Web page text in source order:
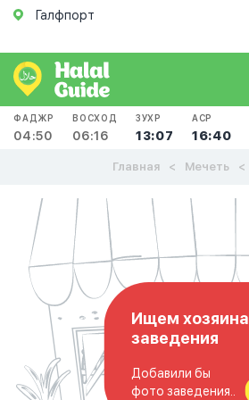
Галфпорт
ФАДЖР
04:50
ВОСХОД
06:16
ЗУХР
13:07
АСР
16:40
Главная Мечеть
Ищем хозяина
заведения
Добавили бы
фото заведения..